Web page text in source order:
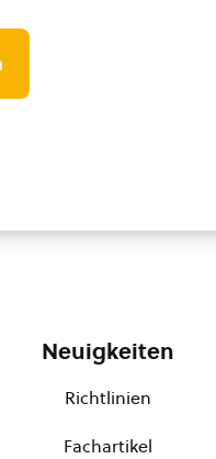
Neuigkeiten
Richtlinien
Fachartikel